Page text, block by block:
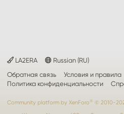
LA2ERA
Russian (RU)
Обратная связь
Условия и правила
Политика конфиденциальности
Community platform by XenForo® © 2010-